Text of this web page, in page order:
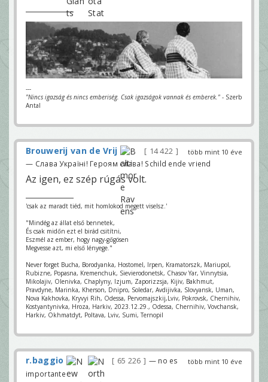
---
"Nincs igazság és nincs emberiség. Csak igazságok vannak és emberek." - Szerb
Antal
több mint 10 éve
Brouwerij van de Vrij 14 422
— Слава Україні! Героям слава! Schild ende vriend
Az igen, ez szép rúgás volt.
'csak az maradt tiéd, mit homlokod megett viselsz.'
"Mindég az állat első bennetek,
És csak midőn ezt el birád csitítni,
Eszmél az ember, hogy nagy-gőgösen
Megvesse azt, mi első lényege."
Never forget Bucha, Borodyanka, Hostomel, Irpen, Kramatorszk, Mariupol,
Rubizne, Popasna, Kremenchuk, Sievierodonetsk, Chasov Yar, Vinnytsia,
Mikolajiv, Olenivka, Chaplyny, Izjum, Zaporizzsja, Kijiv, Bakhmut,
Pravdyne, Marinka, Kherson, Dnipro, Soledar, Avdijivka, Slovyansk, Uman,
Nova Kakhovka, Kryvyi Rih, Odessa, Pervomajszkij,Lviv, Pokrovsk, Chernihiv,
Kostyantynivka, Hroza, Harkiv, 2023.12.29., Odessa, Chernihiv, Vovchansk,
Harkiv, Okhmatdyt, Poltava, Lviv, Sumi, Ternopil
több mint 10 éve
r.baggio 65 226
— no es
importante